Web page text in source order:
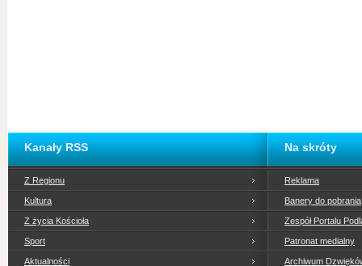
Kanały RSS
Z Regionu
Kultura
Z życia Kościoła
Sport
Aktualności
Na skróty
Reklama
Banery do pobrania
Zespół Portalu
Patronat medialny
Archiwum